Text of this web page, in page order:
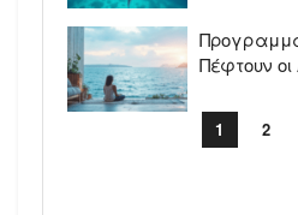
Πέφτουν οι
1 2